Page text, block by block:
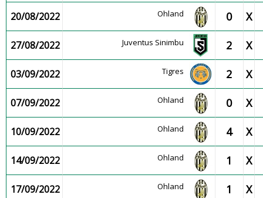
20/08/2022 Ohland 0 X
27/08/2022 Juventus Sinimbu 2 X
03/09/2022 Tigres 2 X
07/09/2022 Ohland 0 X
10/09/2022 Ohland 4 X
14/09/2022 Ohland 1 X
17/09/2022 Ohland 1 X